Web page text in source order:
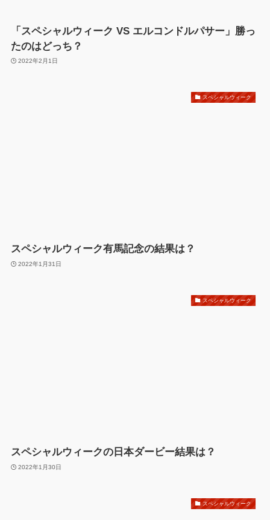
「スペシャルウィーク VS エルコンドルパサー」勝っ
たのはどっち？
2022年2月1日
スペシャルウィーク
スペシャルウィーク有馬記念の結果は？
2022年1月31日
スペシャルウィーク
スペシャルウィークの日本ダービー結果は？
2022年1月30日
スペシャルウィーク